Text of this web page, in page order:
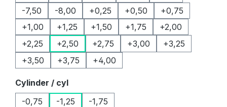
-7,50
-8,00 +0,25 +0,50
+0,75
+1,00
+1,25 +1,50 +1,75
+2,00
+2,25
+2,50 +2,75 +3,00
+3,25
+3,50
+3,75 +4,00
Cylinder / cylauswählen
-0,75
-1,25 -1,75